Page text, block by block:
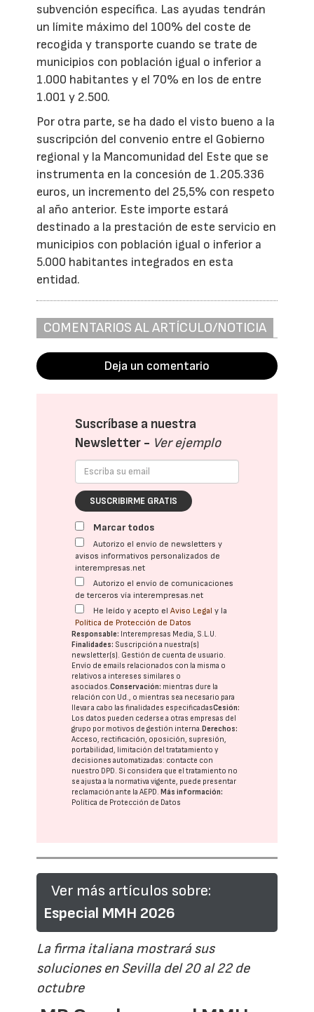
subvención específica. Las ayudas tendrán
un límite máximo del 100% del coste de
recogida y transporte cuando se trate de
municipios con población igual o inferior a
1.000 habitantes y el 70% en los de entre
1.001 y 2.500.
Por otra parte, se ha dado el visto bueno a la
suscripción del convenio entre el Gobierno
regional y la Mancomunidad del Este que se
instrumenta en la concesión de 1.205.336
euros, un incremento del 25,5% con respeto
al año anterior. Este importe estará
destinado a la prestación de este servicio en
municipios con población igual o inferior a
5.000 habitantes integrados en esta
entidad.
COMENTARIOS AL ARTÍCULO/NOTICIA
Deja un comentario
Suscríbase a nuestra
Newsletter - Ver ejemplo
SUSCRIBIRME GRATIS
Marcar todos
Autorizo el envío de newsletters y
avisos informativos personalizados de
interempresas.net
Autorizo el envío de comunicaciones
de terceros vía interempresas.net
He leído y acepto elAviso Legal y la
Política de Protección de Datos
Responsable: Interempresas Media, S.L.U.
Finalidades: Suscripción a nuestra(s)
newsletter(s). Gestión de cuenta de usuario.
Envío de emails relacionados con la misma o
relativos a intereses similares o
asociados.Conservación: mientras dure la
relación con Ud., o mientras sea necesario para
llevar a cabo las finalidades especificadasCesión:
Los datos pueden cederse a otras empresas del
grupo por motivos de gestión interna.Derechos:
Acceso, rectificación, oposición, supresión,
portabilidad, limitación del tratatamiento y
decisiones automatizadas: contacte con
nuestro DPD. Si considera que el tratamiento no
se ajusta a la normativa vigente, puede presentar
reclamación ante laAEPD.Más información:
Política de Protección de Datos
Ver más artículos sobre:
Especial MMH 2026
La firma italiana mostrará sus
soluciones en Sevilla del 20 al 22 de
octubre